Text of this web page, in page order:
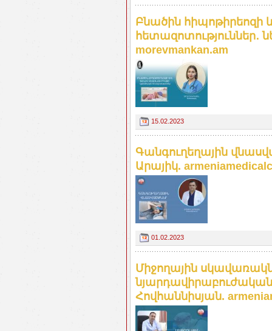
Բնածին հիպոթիրեոզի
հետազոտություններ․
morevmankan.am
15.02.2023
Գանգուղեղային
Արայիկ.
01.02.2023
Միջողային
նյարդավիրաբուժական
Հովհաննիսյան.